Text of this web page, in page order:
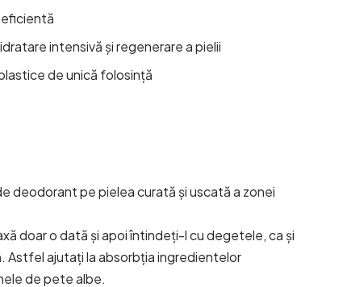
intensivă și regenerare a pielii
de unică folosință
deodorant pe pielea curată și uscată a zonei
doar o dată și apoi întindeți-l cu degetele, ca și
Astfel ajutați la absorbția ingredientelor
de pete albe.